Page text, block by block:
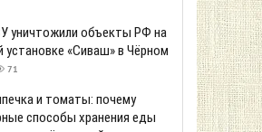
уничтожили объекты РФ на
установке «Сиваш» в Чёрном
71
и томаты: почему
способы хранения еды